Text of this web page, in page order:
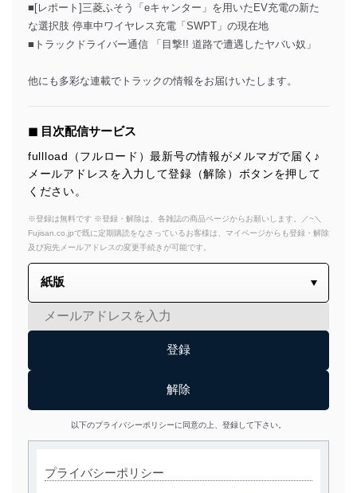
■[レポート]三菱ふそう「eキャンター」を用いたEV充電の新た
な選択肢 停車中ワイヤレス充電「SWPT」の現在地
■トラックドライバー通信 「目撃!! 道路で遭遇したヤバい奴」
他にも多彩な連載でトラックの情報をお届けいたします。
◼︎ 目次配信サービス
fullload（フルロード）最新号の情報がメルマガで届く♪
メールアドレスを入力して登録（解除）ボタンを押して
ください。
※登録は無料です ※登録・解除は、各雑誌の商品ページからお願いします。／~＼
Fujisan.co.jpで既に定期購読をなさっているお客様は、マイページからも登録・解除
及び宛先メールアドレスの変更手続きが可能です。
以下のプライバシーポリシーに同意の上、登録して下さい。
プライバシーポリシー